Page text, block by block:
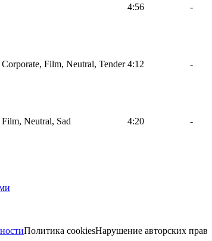
4:56 -
Film, Neutral, Tender 4:12 -
Neutral, Sad 4:20 -
Политика cookiesНарушение авторских прав